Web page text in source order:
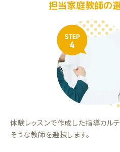
担当家庭教師の
体験レッスンで作成した指導カル
そうな教師を選抜します。